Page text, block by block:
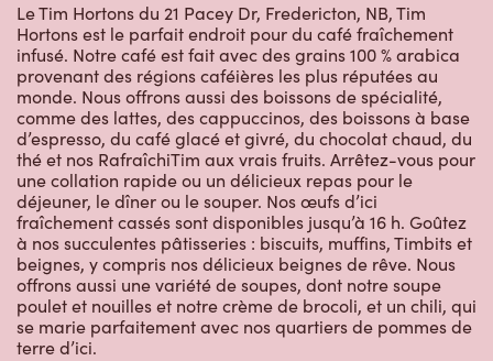
Le Tim Hortons du 21 Pacey Dr, Fredericton, NB, Tim
Hortons est le parfait endroit pour du café fraîchement
infusé. Notre café est fait avec des grains 100 % arabica
provenant des régions caféières les plus réputées au
monde. Nous offrons aussi des boissons de spécialité,
comme des lattes, des cappuccinos, des boissons à base
d’espresso, du café glacé et givré, du chocolat chaud, du
thé et nos RafraîchiTim aux vrais fruits. Arrêtez-vous pour
une collation rapide ou un délicieux repas pour le
déjeuner, le dîner ou le souper. Nos œufs d’ici
fraîchement cassés sont disponibles jusqu’à 16 h. Goûtez
à nos succulentes pâtisseries : biscuits, muffins, Timbits et
beignes, y compris nos délicieux beignes de rêve. Nous
offrons aussi une variété de soupes, dont notre soupe
poulet et nouilles et notre crème de brocoli, et un chili, qui
se marie parfaitement avec nos quartiers de pommes de
terre d’ici.